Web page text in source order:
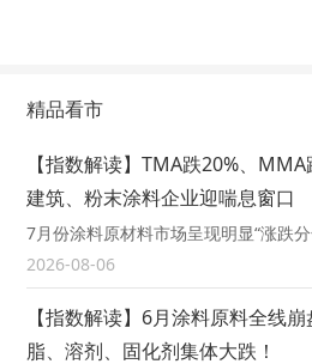
精品看市
【指数解读】TMA跌20%、
建筑、粉末涂料企业迎喘息窗口
7月份涂料原材料市场呈现明显“涨跌
2026-08-06
【指数解读】6月涂料原料全线
脂、溶剂、固化剂集体大跌！